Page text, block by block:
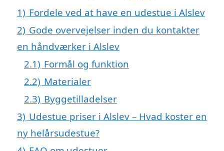
1) Fordele ved at have en udestue i Alslev
2) Gode overvejelser inden du kontakter
en håndværker i Alslev
2.1) Formål og funktion
2.2) Materialer
2.3) Byggetilladelser
3) Udestue priser i Alslev – Hvad koster en
ny helårsudestue?